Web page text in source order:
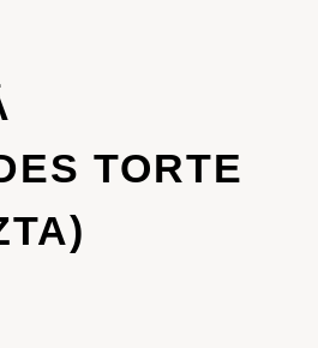
TORTE